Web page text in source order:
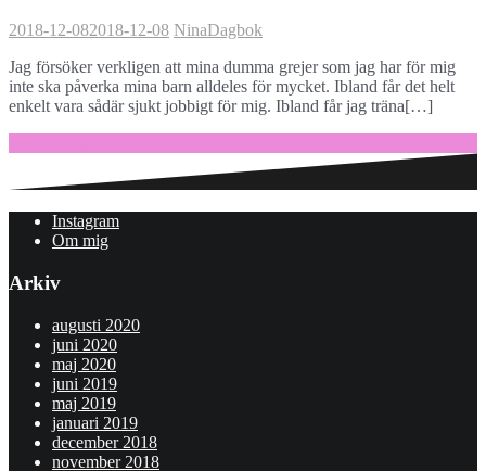
2018-12-082018-12-08 NinaDagbok
Jag försöker verkligen att mina dumma grejer som jag har för mig
inte ska påverka mina barn alldeles för mycket. Ibland får det helt
enkelt vara sådär sjukt jobbigt för mig. Ibland får jag träna[…]
Instagram
Om mig
Arkiv
augusti 2020
juni 2020
maj 2020
juni 2019
maj 2019
januari 2019
december 2018
november 2018